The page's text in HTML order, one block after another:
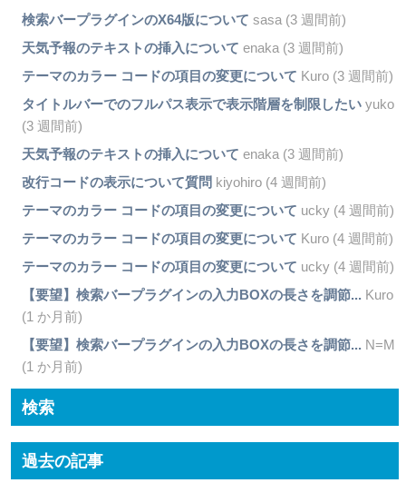
検索バープラグインのX64版について sasa (3 週間前)
天気予報のテキストの挿入について enaka (3 週間前)
テーマのカラー コードの項目の変更について Kuro (3 週間前)
タイトルバーでのフルパス表示で表示階層を制限したいyuko
(3 週間前)
天気予報のテキストの挿入について enaka (3 週間前)
改行コードの表示について質問 kiyohiro (4 週間前)
テーマのカラー コードの項目の変更について ucky (4 週間前)
テーマのカラー コードの項目の変更について Kuro (4 週間前)
テーマのカラー コードの項目の変更について ucky (4 週間前)
【要望】検索バープラグインの入力BOXの長さを調節... Kuro
(1 か月前)
【要望】検索バープラグインの入力BOXの長さを調節... N=M
(1 か月前)
検索
過去の記事